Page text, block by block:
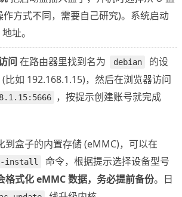
作方式不同，需要自己研究)。系统启动
址。
问 在路由器里找到名为 debian
的设
比如 192.168.1.15)，然后在浏览器访问
，按提示创建账号就完成
到盒子的内置存储 (eMMC)，可以在
install
命令，根据提示选择设备型号
格式化 eMMC 数据，务必提前备份。日